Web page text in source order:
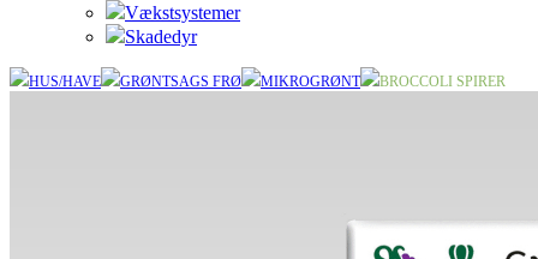
Vækstsystemer
Skadedyr
HUS/HAVE GRØNTSAGS FRØ MIKROGRØNT BROCCOLI SPIRER